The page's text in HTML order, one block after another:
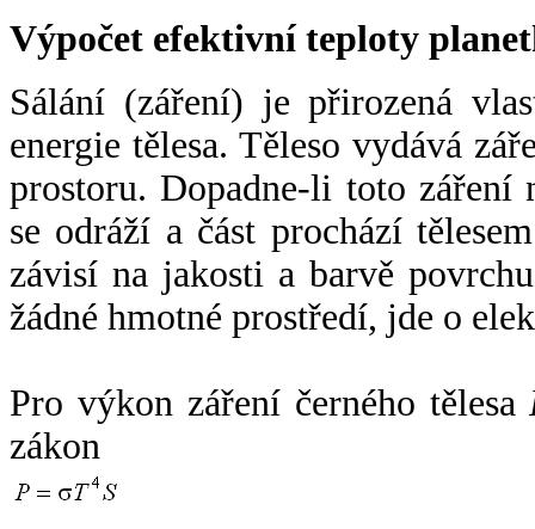
Výpočet efektivní teploty
Sálání (záření) je přirozená
energie tělesa. Těleso vydává
prostoru. Dopadne-li toto záření
se odráží a část prochází
závisí na jakosti a barvě
žádné hmotné prostředí, jde o
Pro výkon záření černého tělesa
zákon